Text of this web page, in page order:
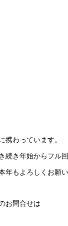
携わっています。
続き年始からフル
年もよろしくお願
お問合せは